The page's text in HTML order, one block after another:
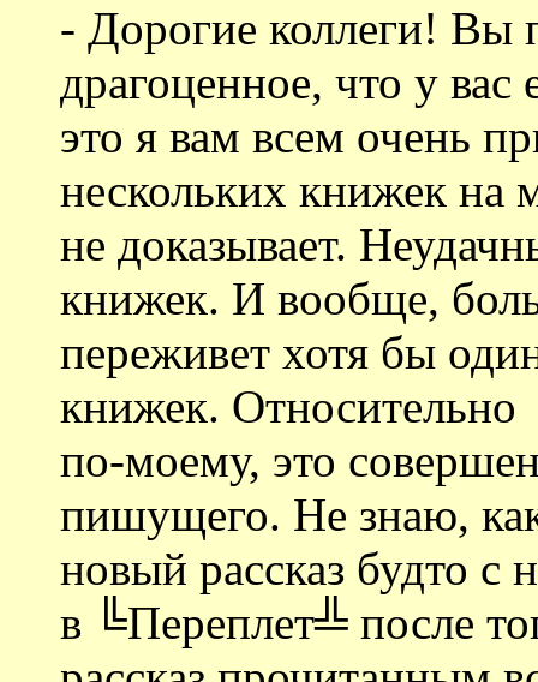
- Дорогие коллеги! Вы
драгоценное, что у вас
это я вам всем очень
нескольких книжек на
не доказывает.
книжек. И вообще,
переживет хотя бы
книжек.
по-моему, это
пишущего. Не знаю,
новый рассказ будто с
в ╚Переплет╩ после